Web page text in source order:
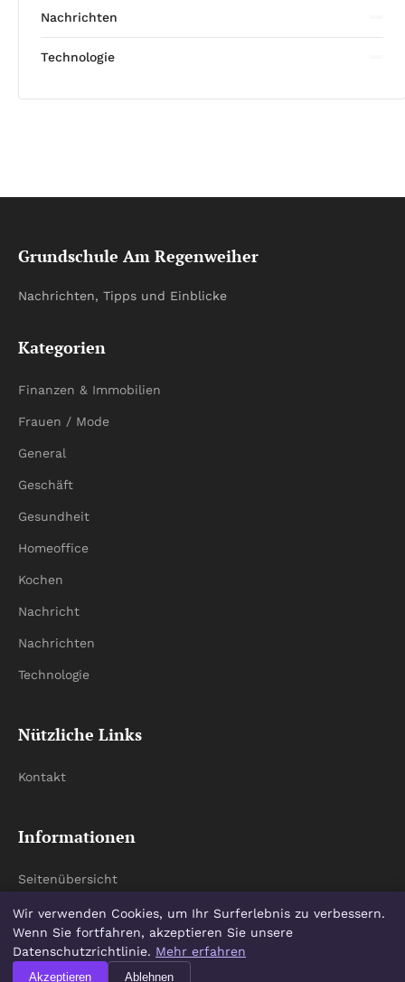
Nachrichten
Technologie
Grundschule Am Regenweiher
Nachrichten, Tipps und Einblicke
Kategorien
Finanzen & Immobilien
Frauen / Mode
General
Geschäft
Gesundheit
Homeoffice
Kochen
Nachricht
Nachrichten
Technologie
Nützliche Links
Kontakt
Informationen
Seitenübersicht
© 2026 Grundschule Am Regenweiher. Alle Rechte vorbehalten.
Wir verwenden Cookies, um Ihr Surferlebnis zu verbessern.
Wenn Sie fortfahren, akzeptieren Sie unsere
Datenschutzrichtlinie. Mehr erfahren
Akzeptieren Ablehnen